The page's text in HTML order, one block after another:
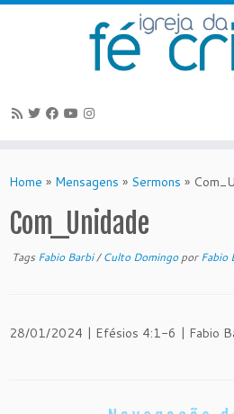
toHome » Mensagens » Sermons »
Com_Unidade
Tags Fabio Barbi/Culto DomingoporFabio
28/01/2024 | Efésios 4:1-6 | Fabio